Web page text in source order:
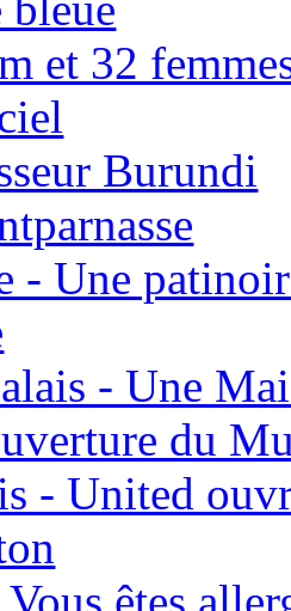
et 32
Burundi
- Une
- Une
du
- United
êtes